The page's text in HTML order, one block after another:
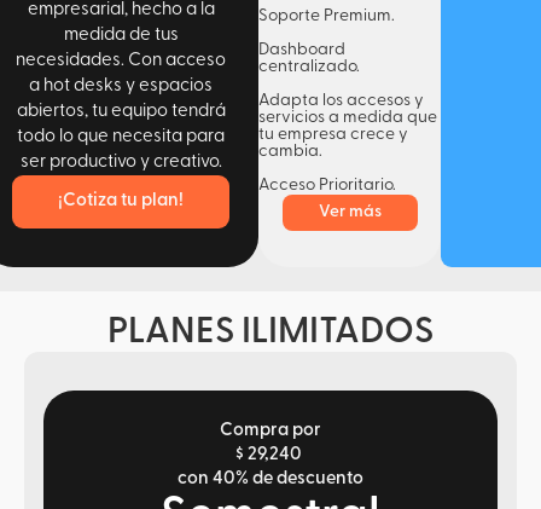
empresarial, hecho a la
medida de tus
necesidades. Con acceso
a hot desks y espacios
abiertos, tu equipo tendrá
todo lo que necesita para
ser productivo y creativo.
¡Cotiza tu plan!
Soporte Premium.
Dashboard
centralizado.
Adapta los accesos y
servicios a medida que
tu empresa crece y
cambia.
Acceso Prioritario.
Ver más
PLANES ILIMITADOS
Compra por
$ 29,240
con 40% de descuento